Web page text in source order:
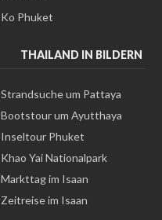
Ko Phuket
THAILAND IN BILDERN
Strandsuche um Pattaya
Bootstour um Ayutthaya
Inseltour Phuket
Khao Yai Nationalpark
Markttag im Isaan
Zeitreise im Isaan